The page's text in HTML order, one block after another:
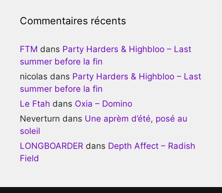
Commentaires récents
FTM dans Party Harders & Highbloo – Last
summer before la fin
nicolas dans Party Harders & Highbloo – Last
summer before la fin
Le Ftah dans Oxia – Domino
Neverturn dans Une aprèm d’été, posé au
soleil
LONGBOARDER dans Depth Affect – Radish
Field